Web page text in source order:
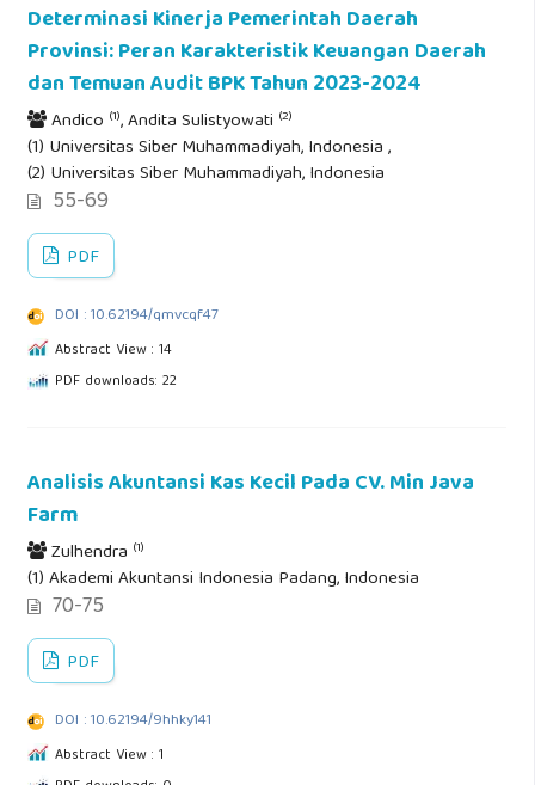
Determinasi Kinerja Pemerintah Daerah
Provinsi: Peran Karakteristik Keuangan Daerah
dan Temuan Audit BPK Tahun 2023-2024
Andico (1), Andita Sulistyowati (2)
(1) Universitas Siber Muhammadiyah, Indonesia ,
(2) Universitas Siber Muhammadiyah, Indonesia
55-69
PDF
DOI : 10.62194/qmvcqf47
Abstract View : 14
PDF downloads: 22
Analisis Akuntansi Kas Kecil Pada CV. Min Java
Farm
Zulhendra (1)
(1) Akademi Akuntansi Indonesia Padang, Indonesia
70-75
PDF
DOI : 10.62194/9hhky141
Abstract View : 1